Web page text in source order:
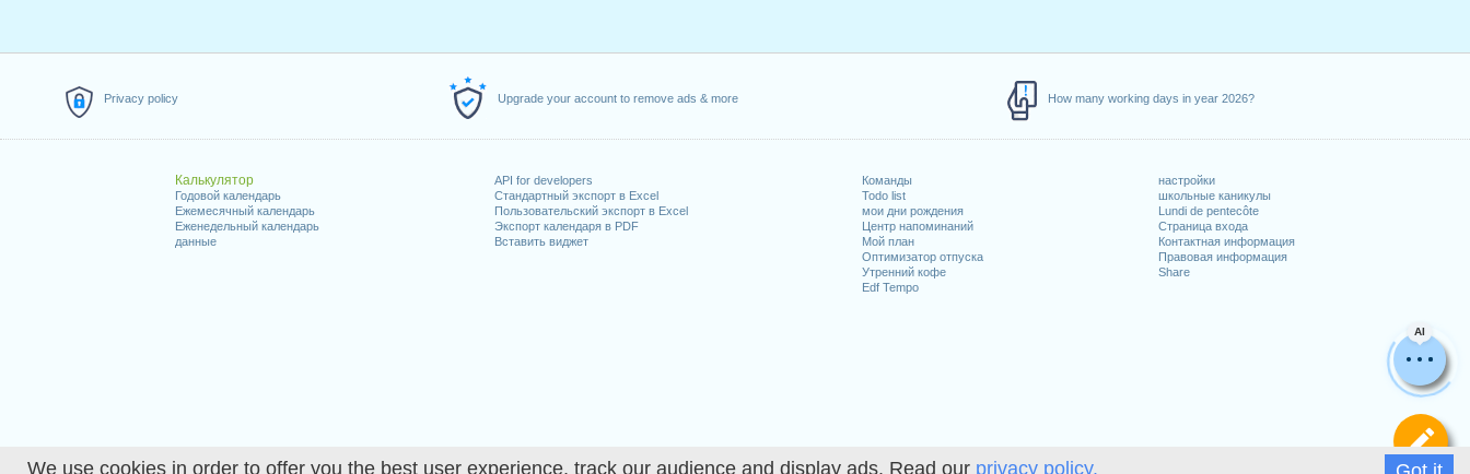
We use cookies in order to offer you the best user experience, track our audience and display ads. Read our privacy policy.
Privacy policy Upgrade your account to remove ads & more How many working days in year 2026?
Калькулятор
Годовой календарь
Ежемесячный календарь
Еженедельный календарь
данные
API for developers
Стандартный экспорт в Excel
Пользовательский экспорт в Excel
Экспорт календаря в PDF
Вставить виджет
Команды
Todo list
мои дни рождения
Центр напоминаний
Мой план
Оптимизатор отпуска
Утренний кофе
Edf Tempo
настройки
школьные каникулы
Lundi de pentecôte
Страница входа
Контактная информация
Правовая информация
Share
AI